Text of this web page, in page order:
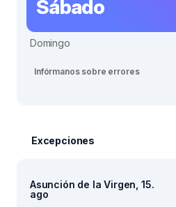
Sábado
Domingo
Infórmanos sobre errores
Excepciones
Asunción de la Virgen, 15.
ago